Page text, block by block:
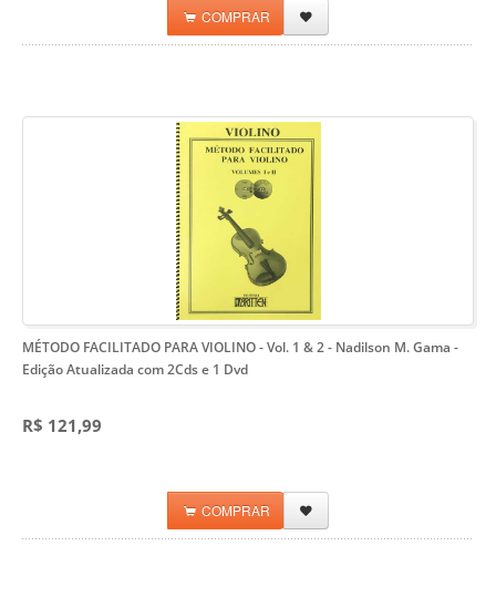
COMPRAR
MÉTODO FACILITADO PARA VIOLINO - Vol. 1 & 2 - Nadilson M. Gama -
Edição Atualizada com 2Cds e 1 Dvd
R$ 121,99
COMPRAR